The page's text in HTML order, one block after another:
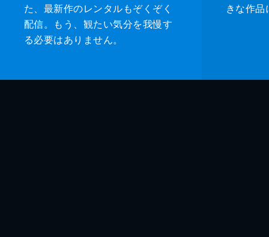
た、最新作のレンタルもぞくぞく
配信。もう、観たい気分を我慢す
る必要はありません。
きな作